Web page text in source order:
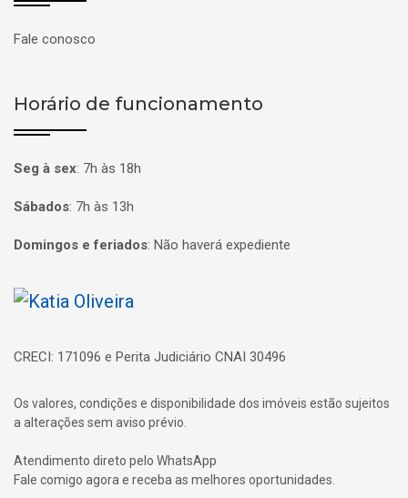
Fale conosco
Horário de funcionamento
Seg à sex: 7h às 18h
Sábados: 7h às 13h
Domingos e feriados: Não haverá expediente
Página inicial
CRECI: 171096 e Perita Judiciário CNAI 30496
Os valores, condições e disponibilidade dos imóveis estão sujeitos
a alterações sem aviso prévio.
Atendimento direto pelo WhatsApp
Fale comigo agora e receba as melhores oportunidades.